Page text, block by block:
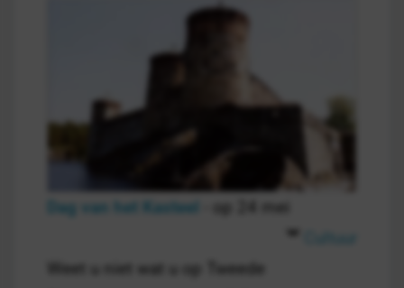
Dag van het Kasteel
- op 24 mei
Weet u niet wat u op Tweede